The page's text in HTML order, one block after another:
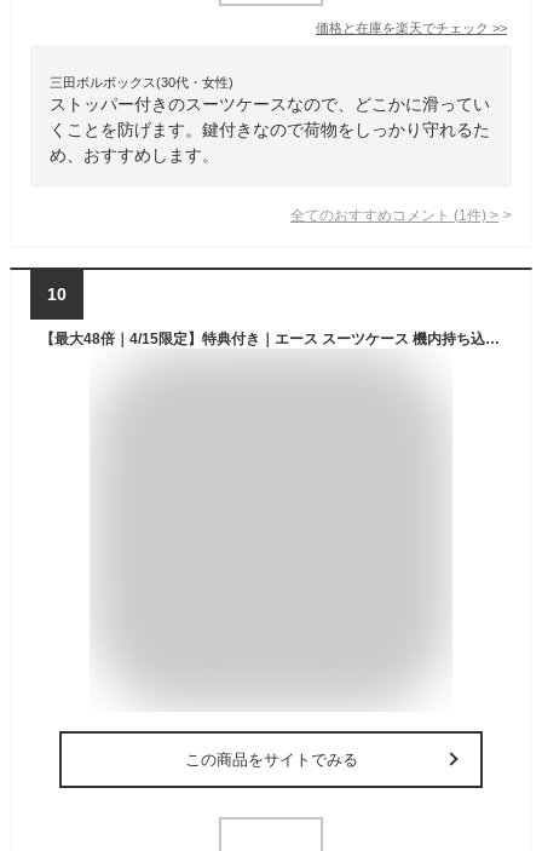
価格と在庫を楽天でチェック >>
三田ボルボックス(30代・女性)
ストッパー付きのスーツケースなので、どこかに滑ってい
くことを防げます。鍵付きなので荷物をしっかり守れるた
め、おすすめします。
全てのおすすめコメント (1 件) >
10
【最大48倍｜4/15限定】特典付き｜エース スーツケース 機内持ち込み Sサイズ SS 34L 軽量 静音 ストッパー付き ワールドトラベラー ACE World Traveler 06951 キャリーケース キャリーバッグ
この商品をサイトでみる